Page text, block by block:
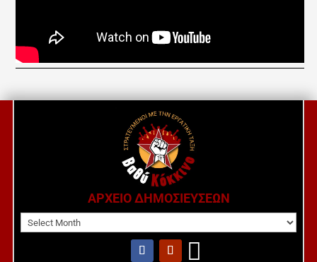
ΑΡΧΕΙΟ ΔΗΜΟΣΙΕΥΣΕΩΝ
